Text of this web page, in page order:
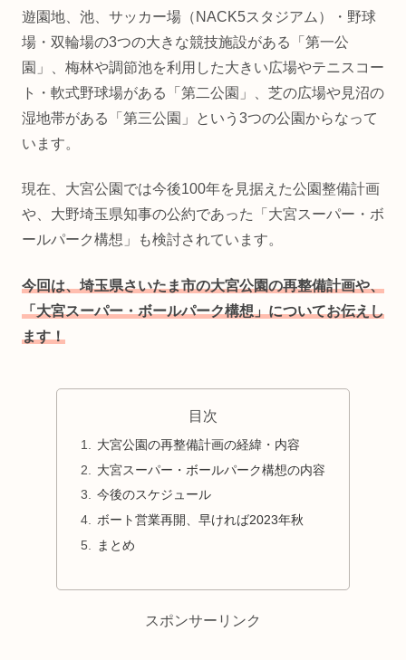
遊園地、池、サッカー場（NACK5スタジアム）・野球
場・双輪場の3つの大きな競技施設がある「第一公
園」、梅林や調節池を利用した大きい広場やテニスコー
ト・軟式野球場がある「第二公園」、芝の広場や見沼の
湿地帯がある「第三公園」という3つの公園からなって
います。
現在、大宮公園では今後100年を見据えた公園整備計画
や、大野埼玉県知事の公約であった「大宮スーパー・ボ
ールパーク構想」も検討されています。
今回は、埼玉県さいたま市の大宮公園の再整備計画や、
「大宮スーパー・ボールパーク構想」についてお伝えし
ます！
目次
大宮公園の再整備計画の経緯・内容
大宮スーパー・ボールパーク構想の内容
今後のスケジュール
ボート営業再開、早ければ2023年秋
まとめ
スポンサーリンク